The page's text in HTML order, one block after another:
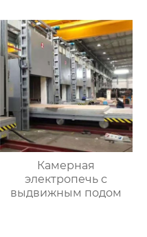
Камерная
электропечь с
выдвижным подом